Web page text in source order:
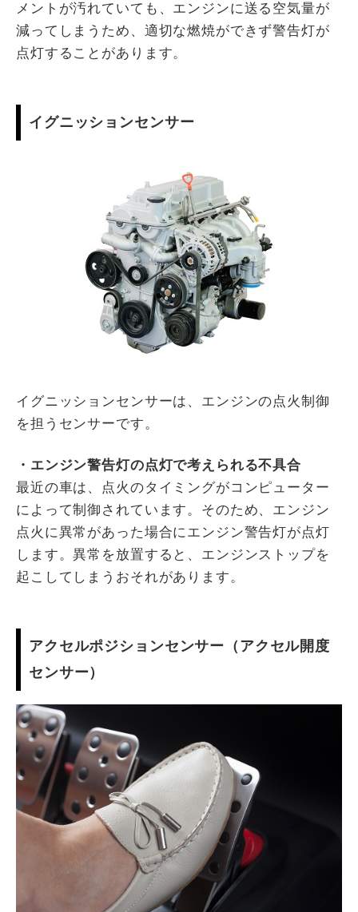
メントが汚れていても、エンジンに送る空気量が
減ってしまうため、適切な燃焼ができず警告灯が
点灯することがあります。
イグニッションセンサー
イグニッションセンサーは、エンジンの点火制御
を担うセンサーです。
・エンジン警告灯の点灯で考えられる不具合
最近の車は、点火のタイミングがコンピューター
によって制御されています。そのため、エンジン
点火に異常があった場合にエンジン警告灯が点灯
します。異常を放置すると、エンジンストップを
起こしてしまうおそれがあります。
アクセルポジションセンサー（アクセル開度
センサー）